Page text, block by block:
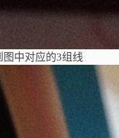
中对应的3组线